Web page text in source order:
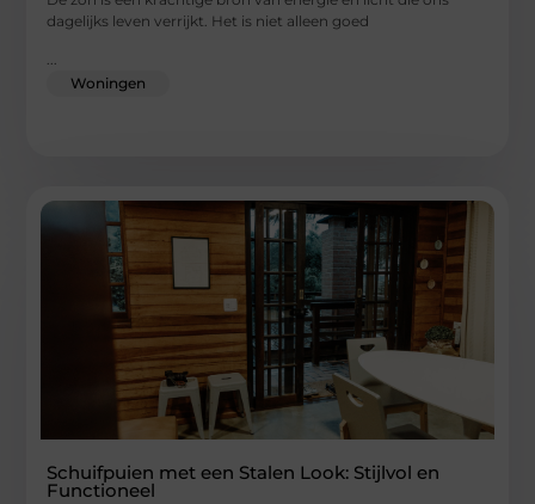
dagelijks leven verrijkt. Het is niet alleen goed
...
Woningen
Schuifpuien met een Stalen Look: Stijlvol en
Functioneel